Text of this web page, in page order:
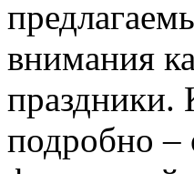
внимания
праздники.
подробно –